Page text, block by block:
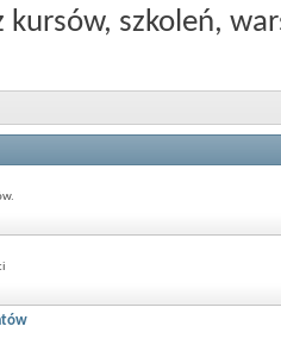
kursów, szkoleń,